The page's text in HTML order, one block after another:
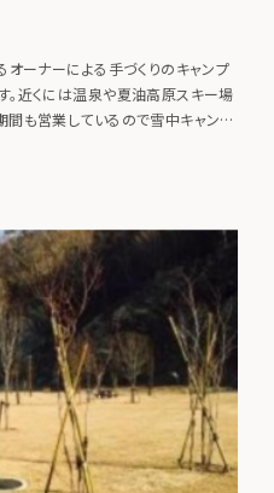
オーナーによる手づくりのキャンプ
近くには温泉や夏油高原スキー場
も営業しているので雪中キャンプ